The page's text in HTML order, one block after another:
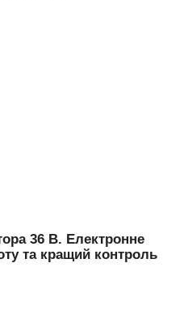
36 В. Електронне
та кращий контроль